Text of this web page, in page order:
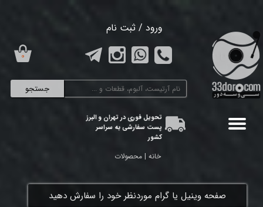
جستجو
ورود / ثبت نام
تغییر گذر واژه
سفارشات
تحویل فوری در تهران و البرز
پست سفارشی به سراسر
کشور
۰
خانه | محصولات
​صفحه وینیل یا گرام موردنظر خود را سفارش دهید